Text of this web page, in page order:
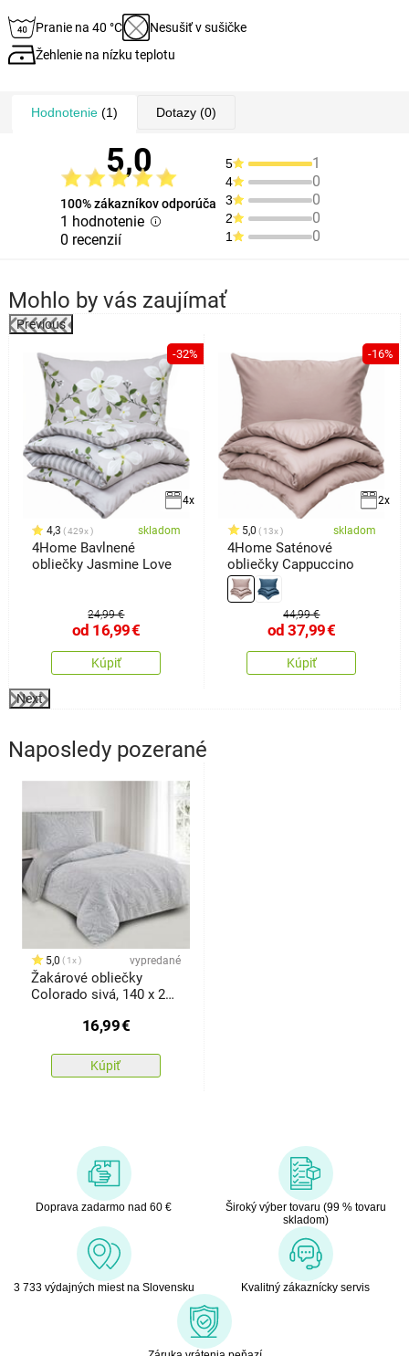
Pranie na 40 °C
Nesušiť v sušičke
Žehlenie na nízku teplotu
Hodnotenie(1) Dotazy(0)
5,0
100% zákazníkov odporúča
1 hodnotenie
0 recenzií
5 1
4 0
3 0
2 0
1 0
Mohlo by vás zaujímať
Previous
-32%
4x
4,3 429x skladom
4Home Bavlnené
obliečky Jasmine Love
24,99 €
od 16,99€
Kúpiť
-16%
2x
5,0 13x skladom
4Home Saténové
obliečky Cappuccino
44,99 €
od 37,99€
Kúpiť
Next
Naposledy pozerané
5,0 1x vypredané
Žakárové obliečky
Colorado sivá, 140 x 200
16,99€
Kúpiť
Doprava zadarmo nad 60 €
Široký výber tovaru (99 % tovaru
skladom)
3 733 výdajných miest na Slovensku Kvalitný zákaznícky servis